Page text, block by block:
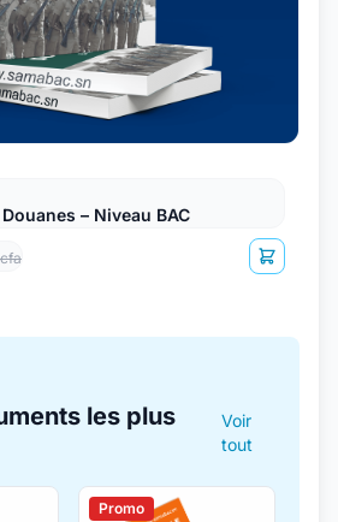
– Niveau BAC
les plus
Voir
tout
Promo